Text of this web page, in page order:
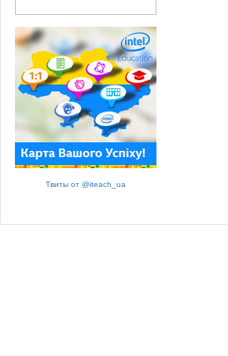
Твиты от @iteach_ua